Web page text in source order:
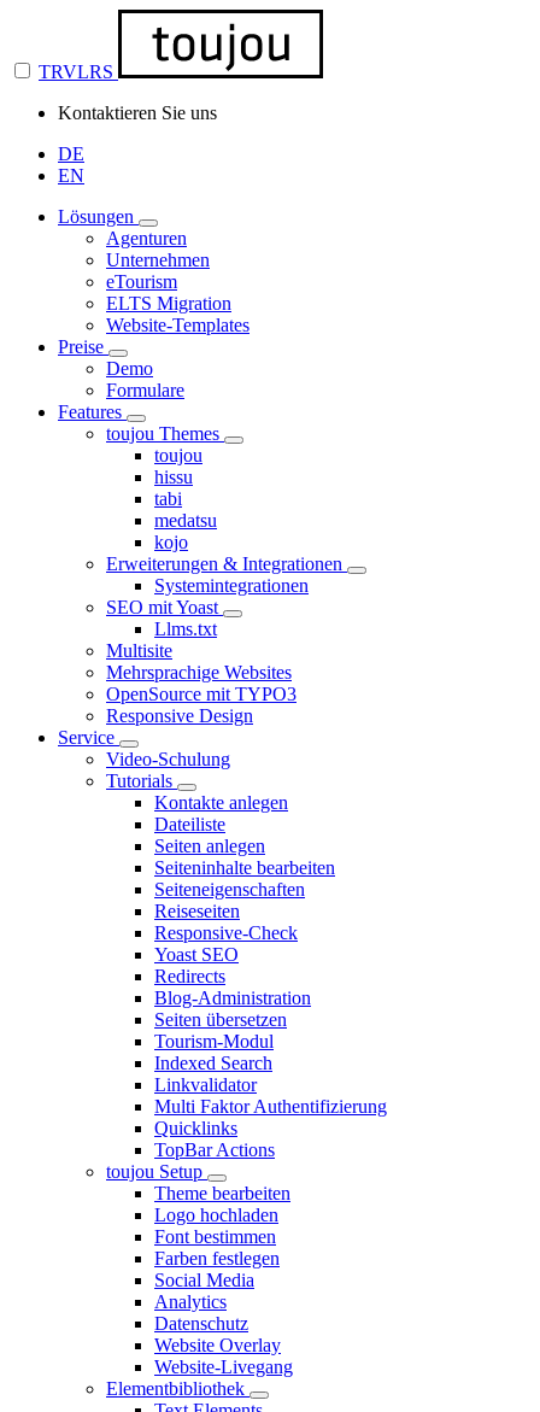
TRVLRS
Kontaktieren Sie uns
DE
EN
Lösungen
Agenturen
Unternehmen
eTourism
ELTS Migration
Website-Templates
Preise
Demo
Formulare
Features
toujou Themes
toujou
hissu
tabi
medatsu
kojo
Erweiterungen & Integrationen
Systemintegrationen
SEO mit Yoast
Llms.txt
Multisite
Mehrsprachige Websites
OpenSource mit TYPO3
Responsive Design
Service
Video-Schulung
Tutorials
Kontakte anlegen
Dateiliste
Seiten anlegen
Seiteninhalte bearbeiten
Seiteneigenschaften
Reiseseiten
Responsive-Check
Yoast SEO
Redirects
Blog-Administration
Seiten übersetzen
Tourism-Modul
Indexed Search
Linkvalidator
Multi Faktor Authentifizierung
Quicklinks
TopBar Actions
toujou Setup
Theme bearbeiten
Logo hochladen
Font bestimmen
Farben festlegen
Social Media
Analytics
Datenschutz
Website Overlay
Website-Livegang
Elementbibliothek